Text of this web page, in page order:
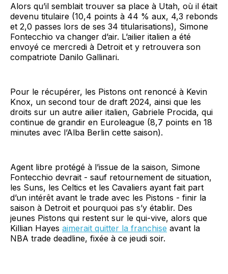
Alors qu’il semblait trouver sa place à Utah, où il était
devenu titulaire (10,4 points à 44 % aux, 4,3 rebonds
et 2,0 passes lors de ses 34 titularisations), Simone
Fontecchio va changer d’air. L’ailier italien a été
envoyé ce mercredi à Detroit et y retrouvera son
compatriote Danilo Gallinari.
Pour le récupérer, les Pistons ont renoncé à Kevin
Knox, un second tour de draft 2024, ainsi que les
droits sur un autre ailier italien, Gabriele Procida, qui
continue de grandir en Euroleague (8,7 points en 18
minutes avec l’Alba Berlin cette saison).
Agent libre protégé à l’issue de la saison, Simone
Fontecchio devrait - sauf retournement de situation,
les Suns, les Celtics et les Cavaliers ayant fait part
d’un intérêt avant le trade avec les Pistons - finir la
saison à Detroit et pourquoi pas s’y établir. Des
jeunes Pistons qui restent sur le qui-vive, alors que
Killian Hayes aimerait quitter la franchise avant la
NBA trade deadline, fixée à ce jeudi soir.